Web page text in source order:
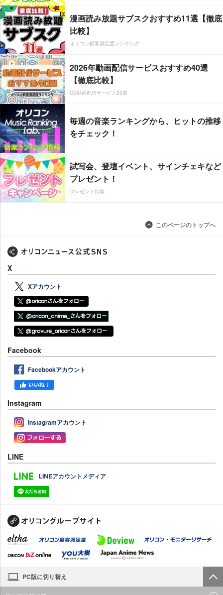
漫画読み放題サブスクおすすめ11選【徹底
比較】
オリコン顧客満足度ランキング
2026年動画配信サービスおすすめ40選
【徹底比較】
CS動画配信サービス20選
毎週の音楽ランキングから、ヒットの推移
をチェック！
試写会、登壇イベント、サインチェキなど
プレゼント！
プレゼント特集
このページのトップへ
X
Xアカウント
Facebook
Facebookアカウント
Instagram
Instagramアカウント
LINE
LINEアカウントメディア
PC版に切り替え